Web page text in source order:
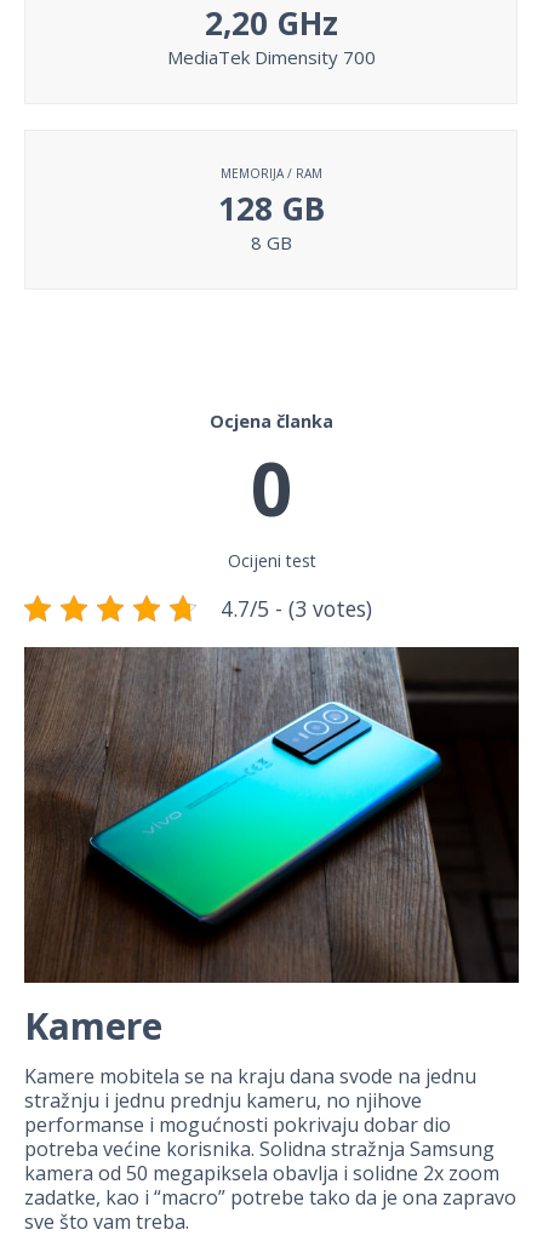
2,20 GHz
MediaTek Dimensity 700
MEMORIJA / RAM
128 GB
8 GB
Ocjena članka
0
Ocijeni test
4.7/5 - (3 votes)
Kamere
Kamere mobitela se na kraju dana svode na jednu
stražnju i jednu prednju kameru, no njihove
performanse i mogućnosti pokrivaju dobar dio
potreba većine korisnika. Solidna stražnja Samsung
kamera od 50 megapiksela obavlja i solidne 2x zoom
zadatke, kao i “macro” potrebe tako da je ona zapravo
sve što vam treba.